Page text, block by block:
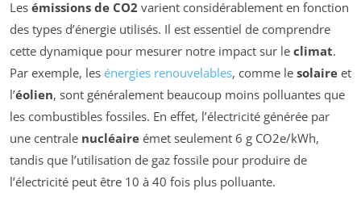
Les émissions de CO2 varient considérablement en fonction
des types d’énergie utilisés. Il est essentiel de comprendre
cette dynamique pour mesurer notre impact sur le climat.
Par exemple, les énergies renouvelables, comme le solaire et
l’éolien, sont généralement beaucoup moins polluantes que
les combustibles fossiles. En effet, l’électricité générée par
une centrale nucléaire émet seulement 6 g CO2e/kWh,
tandis que l’utilisation de gaz fossile pour produire de
l’électricité peut être 10 à 40 fois plus polluante.